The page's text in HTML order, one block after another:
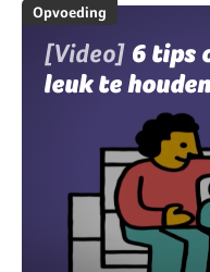
Opvoeding
[Video] 6 tips
leuk te houden